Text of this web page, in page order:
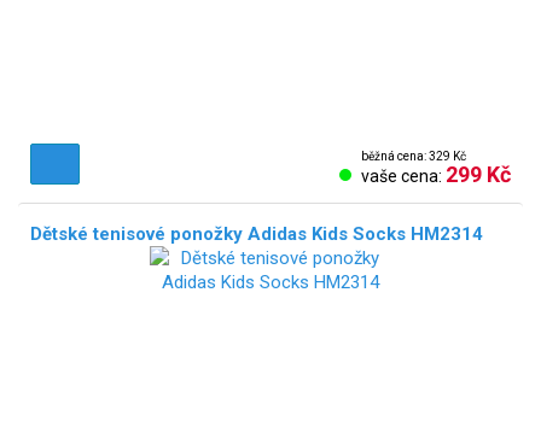
běžná cena: 329 Kč
vaše cena: 299 Kč
Dětské tenisové ponožky Adidas Kids Socks HM2314